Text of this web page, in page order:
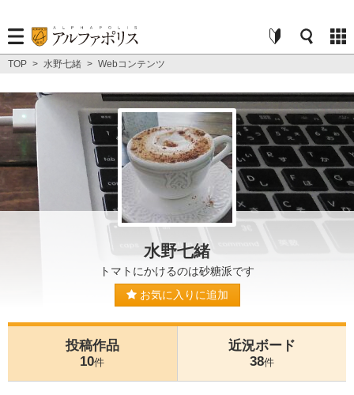
TOP > 水野七緒 > Webコンテンツ
水野七緒
トマトにかけるのは砂糖派です
お気に入りに追加
投稿作品
10件
近況ボード
38件